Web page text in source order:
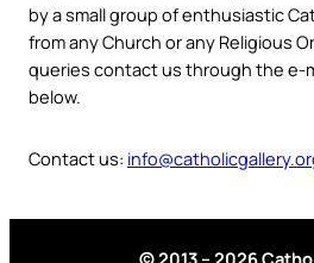
by a small group of enthusiastic
from any Church or any Religious
queries contact us through the e-
below.
Contact us: